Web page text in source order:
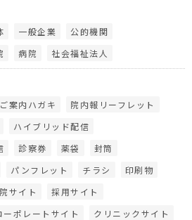
一般企業
公的機関
病院 社会福祉法人
ご案内ハガキ
院内報リーフレット
ハイブリッド配信
診察券 薬袋
封筒
パンフレット チラシ
印刷物
サイト
採用サイト
ーポレートサイト
クリニックサイト